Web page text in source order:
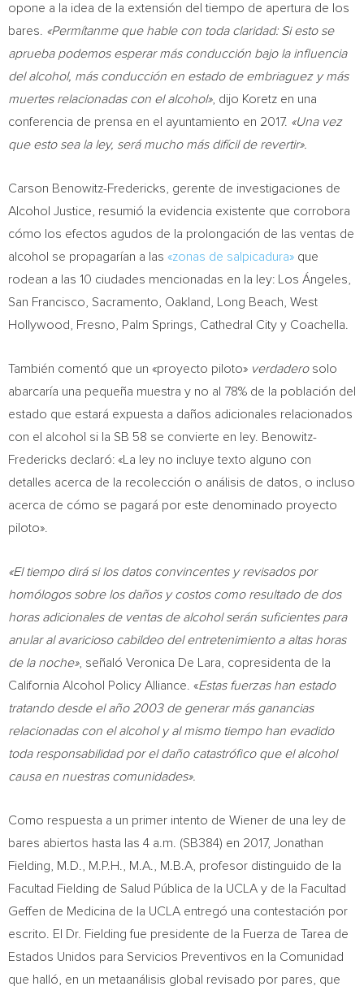
opone a la idea de la extensión del tiempo de apertura de los
bares. «Permítanme que hable con toda claridad: Si esto se
aprueba podemos esperar más conducción bajo la influencia
del alcohol, más conducción en estado de embriaguez y más
muertes relacionadas con el alcohol», dijo Koretz en una
conferencia de prensa en el ayuntamiento en 2017. «Una vez
que esto sea la ley, será mucho más difícil de revertir».
Carson Benowitz-Fredericks , gerente de investigaciones de
Alcohol Justice, resumió la evidencia existente que corrobora
cómo los efectos agudos de la prolongación de las ventas de
alcohol se propagarían a las «zonas de salpicadura» que
rodean a las 10 ciudades mencionadas en la ley: Los Ángeles,
San Francisco
Sacramento Oakland Long Beach West
Hollywood
Fresno Palm Springs Cathedral City y Coachella
También comentó que un «proyecto piloto» verdadero solo
abarcaría una pequeña muestra y no al 78% de la población del
estado que estará expuesta a daños adicionales relacionados
con el alcohol si la SB 58 se convierte en ley. Benowitz-
Fredericks declaró: «La ley no incluye texto alguno con
detalles acerca de la recolección o análisis de datos, o incluso
acerca de cómo se pagará por este denominado proyecto
piloto».
«El tiempo dirá si los datos convincentes y revisados por
homólogos sobre los daños y costos como resultado de dos
horas adicionales de ventas de alcohol serán suficientes para
anular al avaricioso cabildeo del entretenimiento a altas horas
de la noche», señaló Veronica De Lara , copresidenta de la
California Alcohol Policy Alliance. «Estas fuerzas han estado
tratando desde el año 2003 de generar más ganancias
relacionadas con el alcohol y al mismo tiempo han evadido
toda responsabilidad por el daño catastrófico que el alcohol
causa en nuestras comunidades».
Como respuesta a un primer intento de Wiener de una ley de
bares abiertos hasta las 4 a.m. (SB384) en 2017, Jonathan
Fielding , M.D., M.P.H., M.A., M.B.A, profesor distinguido de la
Facultad Fielding de Salud Pública de la UCLA y de la Facultad
Geffen de Medicina de la UCLA entregó una contestación por
escrito. El Dr. Fielding fue presidente de la Fuerza de Tarea de
Estados Unidos para Servicios Preventivos en la Comunidad
que halló, en un metaanálisis global revisado por pares, que